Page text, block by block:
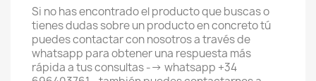
Si no has encontrado el producto que buscas o
tienes dudas sobre un producto en concreto tú
puedes contactar con nosotros a través de
whatsapp para obtener una respuesta más
rápida a tus consultas --> whatsapp +34